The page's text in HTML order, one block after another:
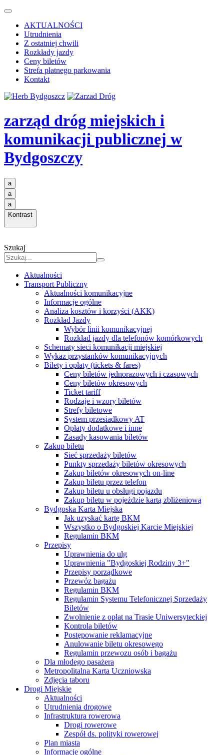
AKTUALNOŚCI
Utrudnienia
Z ostatniej chwili
Rozkłady jazdy
Ceny biletów
Strefa płatnego parkowania
Kontakt
zarząd dróg miejskich i
komunikacji publicznej w
Bydgoszczy
a
a
a
Kontrast
Szukaj
Aktualności
Transport Publiczny
Aktualności komunikacyjne
Informacje ogólne
Analiza kosztów i korzyści (AKK)
Rozkład Jazdy
Wybór linii komunikacyjnej
Rozkład jazdy dla telefonów komórkowych
Schematy sieci komunikacji miejskiej
Wykaz przystanków komunikacyjnych
Bilety i opłaty (tickets & fares)
Ceny biletów jednorazowych i czasowych
Ceny biletów okresowych
Ticket tariff
Rodzaje i wzory biletów
Strefy biletowe
System przesiadkowy AT
Opłaty dodatkowe i inne
Zasady kasowania biletów
Zakup biletu
Sieć sprzedaży biletów
Punkty sprzedaży biletów okresowych
Zakup biletów okresowych on-line
Zakup biletu przez telefon
Zakup biletu u obsługi pojazdu
Zakup biletu w pojeździe kartą zbliżeniową
Bydgoska Karta Miejska
Jak uzyskać kartę BKM
Wszystko o Bydgoskiej Karcie Miejskiej
Regulamin BKM
Przepisy
Uprawnienia do ulg
Uprawnienia "Bydgoskiej Rodziny 3+"
Przepisy porządkowe
Przewóz bagażu
Regulamin BKM
Regulamin Systemu Telefonicznej Sprzedaży
Biletów
Zwolnienie z opłat na Trasie Uniwersyteckiej
Kontrola biletów
Postępowanie reklamacyjne
Anulowanie biletu okresowego
Regulamin przewozu osób i bagażu
Dla młodego pasażera
Metropolitalna Karta Uczniowska
Zdjęcia taboru
Drogi Miejskie
Aktualności
Utrudnienia drogowe
Infrastruktura rowerowa
Drogi rowerowe
Zespół ds. polityki rowerowej
Plan miasta
Informacje ogólne